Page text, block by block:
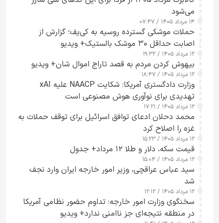
می‌شود
۱۴ مرداد ۱۴۰۵ / ۰۷:۴۷
حملات موشکی گسترده روسیه به کی‌یف؛ گزارش از
اصابت حداقل ۳۰ موشک بالستیک+ ویدیو
۱۲ مرداد ۱۴۰۵ / ۱۹:۳۲
بیهوش کردن مردم به قصد تاراج اموال شان+ ویدیو
۱۲ مرداد ۱۴۰۵ / ۱۸:۴۷
وزارت دادگستری آمریکا: شکایت NAACP علیه xAI
تهدیدی برای نوآوری هوش مصنوعی است
۱۲ مرداد ۱۴۰۵ / ۱۷:۲۱
محمد دحلان ادعای توافق اسرائیل برای توقف حملات به
غزه را اصلاح کرد
۱۲ مرداد ۱۴۰۵ / ۱۵:۲۳
قیمت سکه، دلار و طلا ۱۲ مرداد+ جدول
۱۲ مرداد ۱۴۰۵ / ۱۵:۰۴
سید عباس عراقچی، وزیر امور خارجه ایران وارد نجف
شد
۱۲ مرداد ۱۴۰۵ / ۱۲:۱۲
سخنگوی وزارت امور خارجه: تداوم حضور نظامی آمریکا
در منطقه نتیجه‌ای جز ناامنی ندارد+ ویدیو